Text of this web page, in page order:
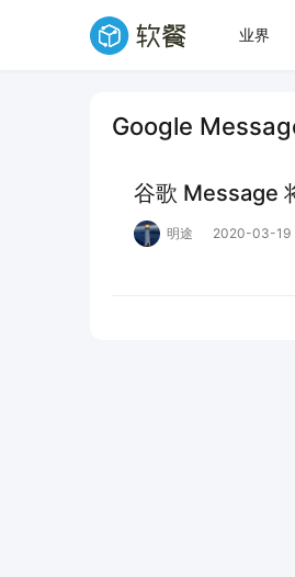
业界
Google
谷歌 Message
明途 2020-03-19